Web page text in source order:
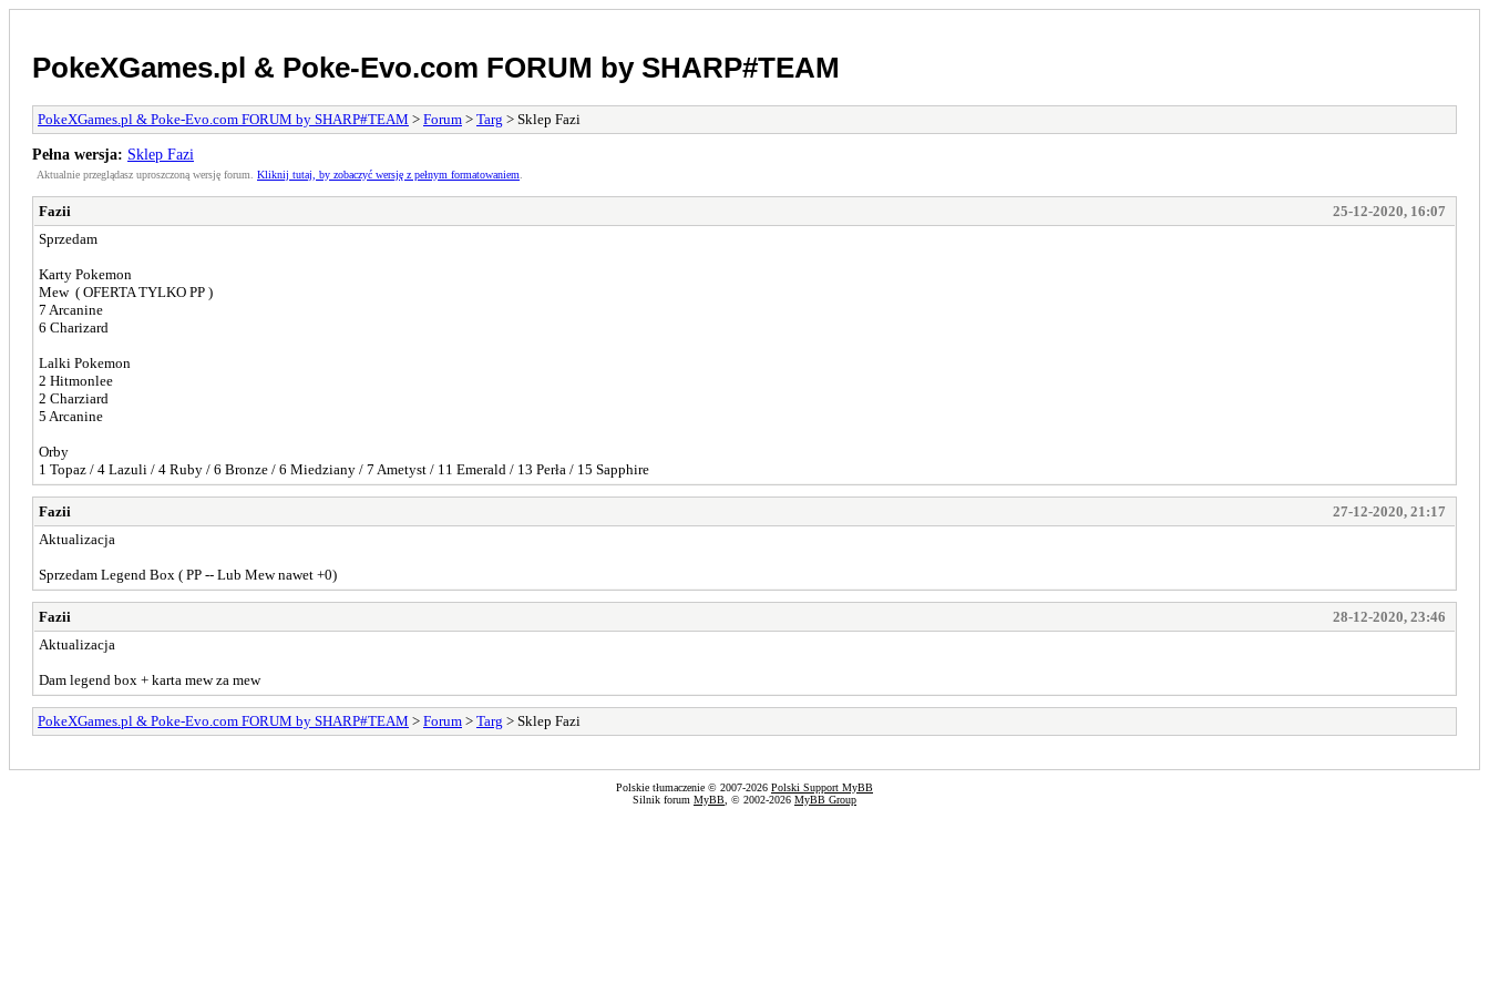
PokeXGames.pl & Poke-Evo.com FORUM by SHARP#TEAM
PokeXGames.pl & Poke-Evo.com FORUM by SHARP#TEAM > Forum > Targ > Sklep Fazi
Pełna wersja: Sklep Fazi
Aktualnie przeglądasz uproszczoną wersję forum. Kliknij tutaj, by zobaczyć wersję z pełnym formatowaniem
Fazii
25-12-2020, 16:07
Sprzedam
Karty Pokemon
Mew ( OFERTA TYLKO PP )
7 Arcanine
6 Charizard
Lalki Pokemon
2 Hitmonlee
2 Charziard
5 Arcanine
Orby
1 Topaz / 4 Lazuli / 4 Ruby / 6 Bronze / 6 Miedziany / 7 Ametyst / 11 Emerald / 13 Perła / 15 Sapphire
Fazii
27-12-2020, 21:17
Aktualizacja
Sprzedam Legend Box ( PP -- Lub Mew nawet +0)
Fazii
28-12-2020, 23:46
Aktualizacja
Dam legend box + karta mew za mew
PokeXGames.pl & Poke-Evo.com FORUM by SHARP#TEAM > Forum > Targ > Sklep Fazi
Polskie tłumaczenie © 2007-2026 Polski Support MyBB
Silnik forum MyBB , © 2002-2026 MyBB Group